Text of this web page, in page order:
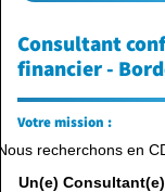
Consultant
financier -
Votre mission :
recherchons en
Un(e)